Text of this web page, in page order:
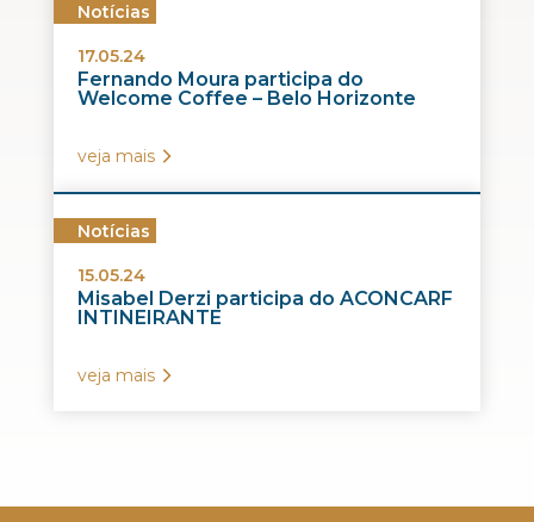
Notícias
17.05.24
Fernando Moura participa do
Welcome Coffee – Belo Horizonte
veja mais
Notícias
15.05.24
Misabel Derzi participa do ACONCARF
INTINEIRANTE
veja mais